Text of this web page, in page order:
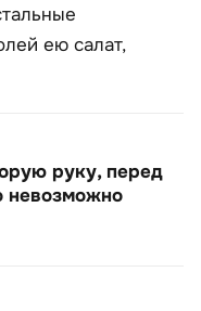
ею салат,
руку, перед
невозможно